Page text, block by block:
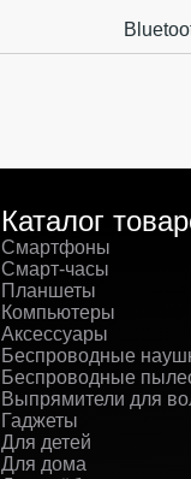
Каталог
Смартфоны
Смарт-часы
Планшеты
Компьютеры
Аксессуары
Беспроводные
Беспроводные
Выпрямители для
Гаджеты
Для детей
Для дома